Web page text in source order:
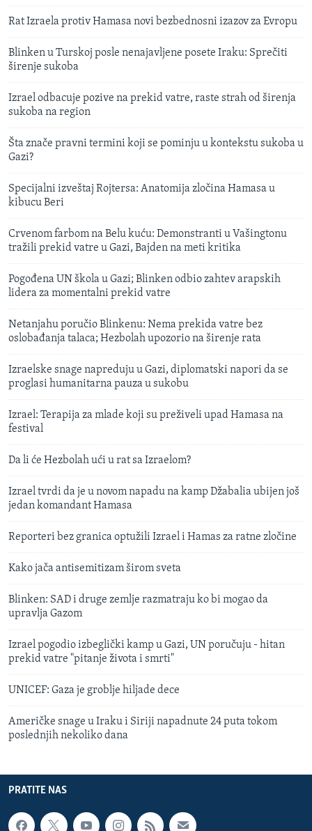
Rat Izraela protiv Hamasa novi bezbednosni izazov za Evropu
Blinken u Turskoj posle nenajavljene posete Iraku: Sprečiti
širenje sukoba
Izrael odbacuje pozive na prekid vatre, raste strah od širenja
sukoba na region
Šta znače pravni termini koji se pominju u kontekstu sukoba u
Gazi?
Specijalni izveštaj Rojtersa: Anatomija zločina Hamasa u
kibucu Beri
Crvenom farbom na Belu kuću: Demonstranti u Vašingtonu
tražili prekid vatre u Gazi, Bajden na meti kritika
Pogođena UN škola u Gazi; Blinken odbio zahtev arapskih
lidera za momentalni prekid vatre
Netanjahu poručio Blinkenu: Nema prekida vatre bez
oslobađanja talaca; Hezbolah upozorio na širenje rata
Izraelske snage napreduju u Gazi, diplomatski napori da se
proglasi humanitarna pauza u sukobu
Izrael: Terapija za mlade koji su preživeli upad Hamasa na
festival
Da li će Hezbolah ući u rat sa Izraelom?
Izrael tvrdi da je u novom napadu na kamp Džabalia ubijen još
jedan komandant Hamasa
Reporteri bez granica optužili Izrael i Hamas za ratne zločine
Kako jača antisemitizam širom sveta
Blinken: SAD i druge zemlje razmatraju ko bi mogao da
upravlja Gazom
Izrael pogodio izbeglički kamp u Gazi, UN poručuju - hitan
prekid vatre "pitanje života i smrti"
UNICEF: Gaza je groblje hiljade dece
Američke snage u Iraku i Siriji napadnute 24 puta tokom
poslednjih nekoliko dana
PRATITE NAS